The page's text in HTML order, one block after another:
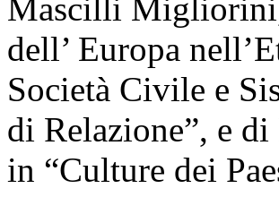
Mascilli
dell’ Europa
Società Civile e
di Relazione”, e
in “Culture dei